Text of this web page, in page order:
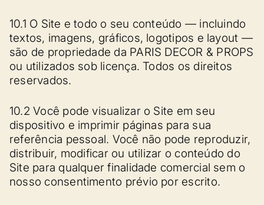
10.1 O Site e todo o seu conteúdo — incluindo
textos, imagens, gráficos, logotipos e layout —
são de propriedade da PARIS DECOR & PROPS
ou utilizados sob licença. Todos os direitos
reservados.
10.2 Você pode visualizar o Site em seu
dispositivo e imprimir páginas para sua
referência pessoal. Você não pode reproduzir,
distribuir, modificar ou utilizar o conteúdo do
Site para qualquer finalidade comercial sem o
nosso consentimento prévio por escrito.